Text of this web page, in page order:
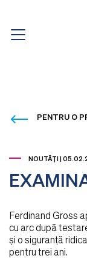
PENTRU O
NOUTĂŢI |
Ferdinand Gross
cu arc după
și o siguranță
pentru trei ani.